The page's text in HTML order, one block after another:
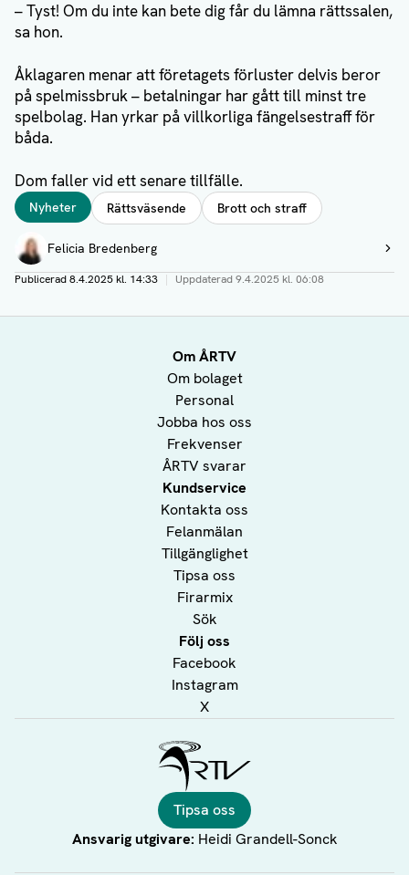
– Tyst! Om du inte kan bete dig får du lämna rättssalen,
sa hon.
Åklagaren menar att företagets förluster delvis beror
på spelmissbruk – betalningar har gått till minst tre
spelbolag. Han yrkar på villkorliga fängelsestraff för
båda.
Dom faller vid ett senare tillfälle.
Taggar
Nyheter Rättsväsende Brott och straff
Författare
Felicia Bredenberg
Visa profil
Publicerad8.4.2025 kl. 14:33 | Uppdaterad9.4.2025 kl. 06:08
Om ÅRTV
Om bolaget
Personal
Jobba hos oss
Frekvenser
ÅRTV svarar
Kundservice
Kontakta oss
Felanmälan
Tillgänglighet
Tipsa oss
Firarmix
Sök
Följ oss
Facebook
Instagram
X
Tipsa oss
Ansvarig utgivare: Heidi Grandell-Sonck